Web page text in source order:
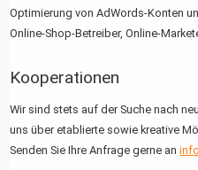
Optimierung von AdWords-Konten
Online-Shop-Betreiber, Online-
Kooperationen
Wir sind stets auf der Suche nach
uns über etablierte sowie kreative
Senden Sie Ihre Anfrage gerne an